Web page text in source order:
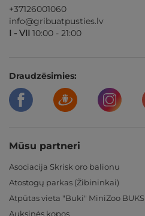
+37126001060
info@gribuatpusties.lv
I - VII 10:00 - 21:00
Draudzēsimies:
Mūsu partneri
Asociacija Skrisk oro balionu
Atostogų parkas (Žibininkai)
Atpūtas vieta "Buki" MiniZoo BUKS
Auksinės kopos